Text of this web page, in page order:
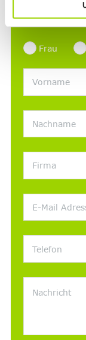
uns auf Ihre
Frau